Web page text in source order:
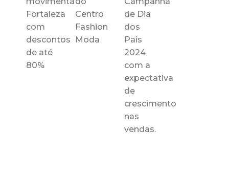
Fortaleza
com
descontos
de até
80%
Centro
Fashion
Moda
de Dia
dos
Pais
2024
com a
expectativa
de
crescimento
nas
vendas.